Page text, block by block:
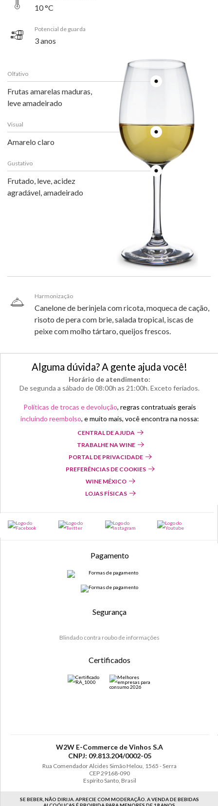
10 °C
Potencial de guarda
3 anos
Olfativo
Frutas amarelas maduras,
leve amadeirado
Visual
Amarelo claro
Gustativo
Frutado, leve, acidez
agradável, amadeirado
Harmonização
Canelone de berinjela com ricota, moqueca de cação,
risoto de pera com brie, salada tropical, iscas de
peixe com molho tártaro, queijos frescos.
Alguma dúvida? A gente ajuda você!
Horário de atendimento:
De segunda a sábado de 08:00h as 21:00h. Exceto feriados.
Políticas de trocas e devolução, regras contratuais gerais
incluindo reembolso, e muito mais, você encontra na nossa:
CENTRAL DE AJUDA
TRABALHE NA WINE
PORTAL DE PRIVACIDADE
PREFERÊNCIAS DE COOKIES
WINE MÉXICO
LOJAS FÍSICAS
Pagamento
Segurança
Blindado contra roubo de informações
Certificados
W2W E-Commerce de Vinhos S.A
CNPJ: 09.813.204/0002-05
Rua Comendador Alcides Simão Helou, 1565 - Serra
CEP 29168-090
Espírito Santo, Brasil
SE BEBER, NÃO DIRIJA. APRECIE COM MODERAÇÃO. A VENDA DE BEBIDAS